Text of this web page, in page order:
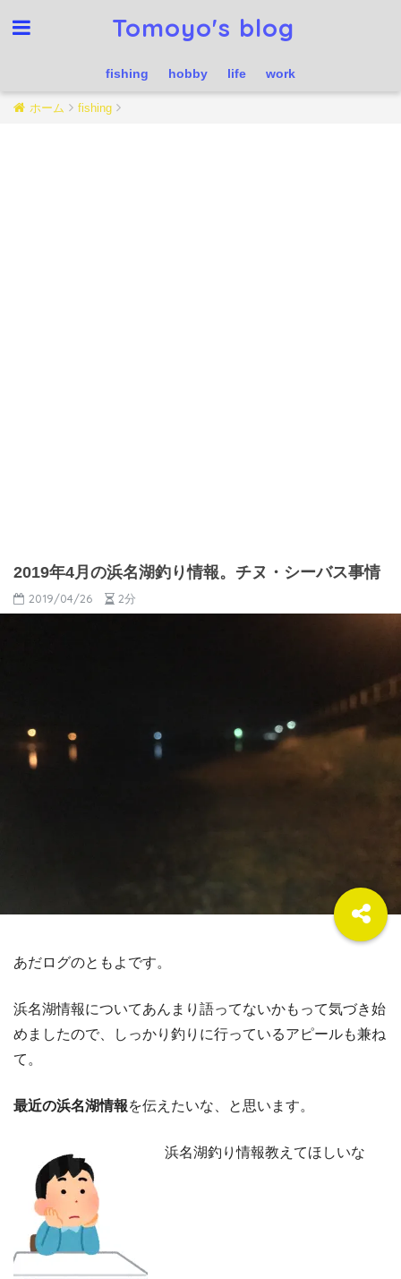
Tomoyo's blog
fishing hobby life work
ホーム fishing
2019年4月の浜名湖釣り情報。チヌ・シーバス事情
2019/04/26 2分
あだログのともよです。
浜名湖情報についてあんまり語ってないかもって気づき始
めましたので、しっかり釣りに行っているアピールも兼ね
て。
最近の浜名湖情報を伝えたいな、と思います。
浜名湖釣り情報教えてほしいな